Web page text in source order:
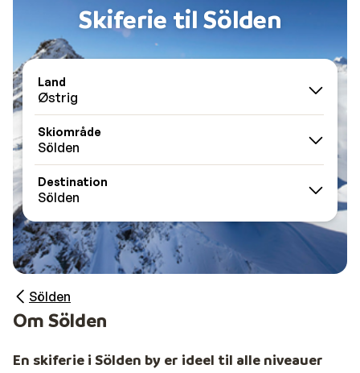
Skiferie til Sölden
Land
Østrig
Skiområde
Sölden
Destination
Sölden
Sölden
Om Sölden
En skiferie i Sölden by er ideel til alle niveauer